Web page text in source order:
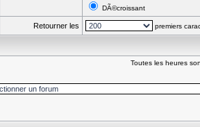
DÃ©croissant
Retourner les premiers
Toutes les heures